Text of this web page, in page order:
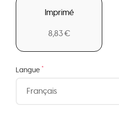
Imprimé
8,83 €
Langue *